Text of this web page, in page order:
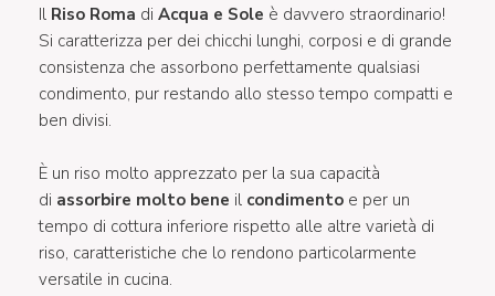
Il Riso Roma di Acqua e Sole è davvero straordinario!
Si caratterizza per dei chicchi lunghi, corposi e di grande
consistenza che assorbono perfettamente qualsiasi
condimento, pur restando allo stesso tempo compatti e
ben divisi.
È un riso molto apprezzato per la sua capacità
di assorbire molto bene il condimento e per un
tempo di cottura inferiore rispetto alle altre varietà di
riso, caratteristiche che lo rendono particolarmente
versatile in cucina.